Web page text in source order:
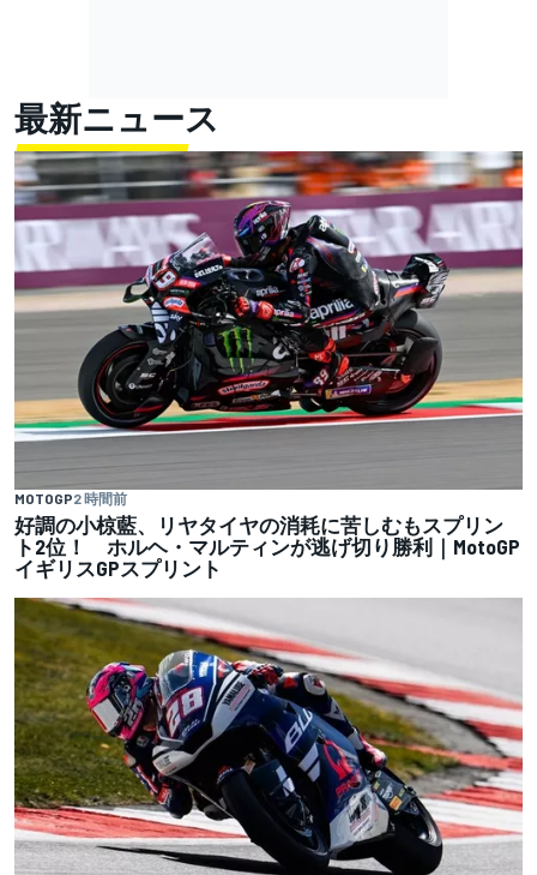
最新ニュース
MOTOGP2 時間前
好調の小椋藍、リヤタイヤの消耗に苦しむもスプリン
ト2位！ ホルヘ・マルティンが逃げ切り勝利｜MotoGP
イギリスGPスプリント